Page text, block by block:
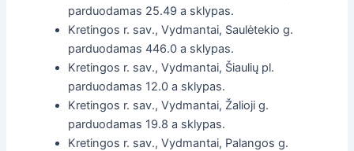
parduodamas 25.49 a sklypas.
Kretingos r. sav., Vydmantai, Saulėtekio g.
parduodamas 446.0 a sklypas.
Kretingos r. sav., Vydmantai, Šiaulių pl.
parduodamas 12.0 a sklypas.
Kretingos r. sav., Vydmantai, Žalioji g.
parduodamas 19.8 a sklypas.
Kretingos r. sav., Vydmantai, Palangos g.